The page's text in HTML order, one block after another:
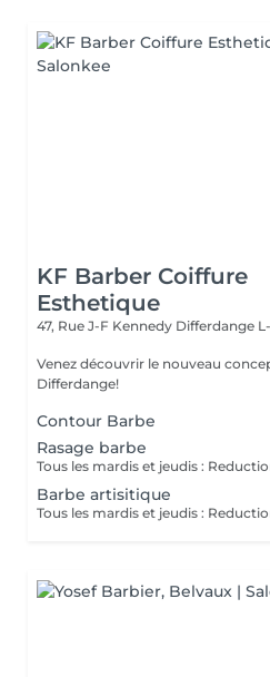
KF Barber Coiffure
Esthetique
47, Rue J-F Kennedy Differdange
Venez découvrir le nouveau
Differdange!
Contour Barbe
Rasage barbe
Tous les mardis et jeudis :
Barbe artisitique
Tous les mardis et jeudis :